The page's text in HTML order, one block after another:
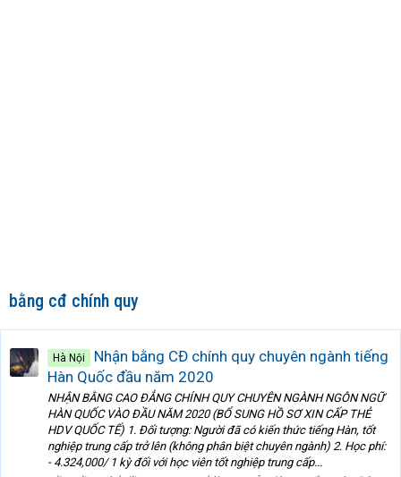
bằng cđ chính quy
Hà Nội
Nhận bằng CĐ chính quy chuyên ngành tiếng
Hàn Quốc đầu năm 2020
NHẬN BẰNG CAO ĐẲNG CHÍNH QUY CHUYÊN NGÀNH NGÔN NGỮ
HÀN QUỐC VÀO ĐẦU NĂM 2020 (BỔ SUNG HỒ SƠ XIN CẤP THẺ
HDV QUỐC TẾ) 1. Đối tượng: Người đã có kiến thức tiếng Hàn, tốt
nghiệp trung cấp trở lên (không phân biệt chuyên ngành) 2. Học phí:
- 4.324,000/ 1 kỳ đối với học viên tốt nghiệp trung cấp...